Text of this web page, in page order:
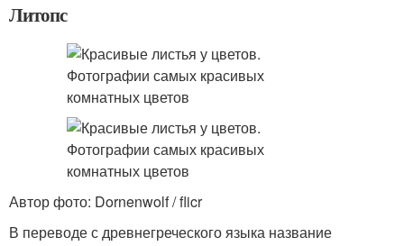
Литопс
Автор фото: Dornenwolf / flicr
В переводе с древнегреческого языка название